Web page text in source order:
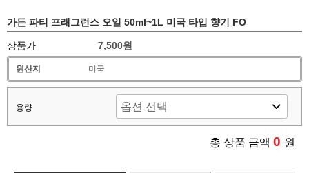
가든 파티 프래그런스 오일 50ml~1L 미국 타입 향기 FO
상품가 7,500원
원산지 미국
용량
총 상품 금액 0 원